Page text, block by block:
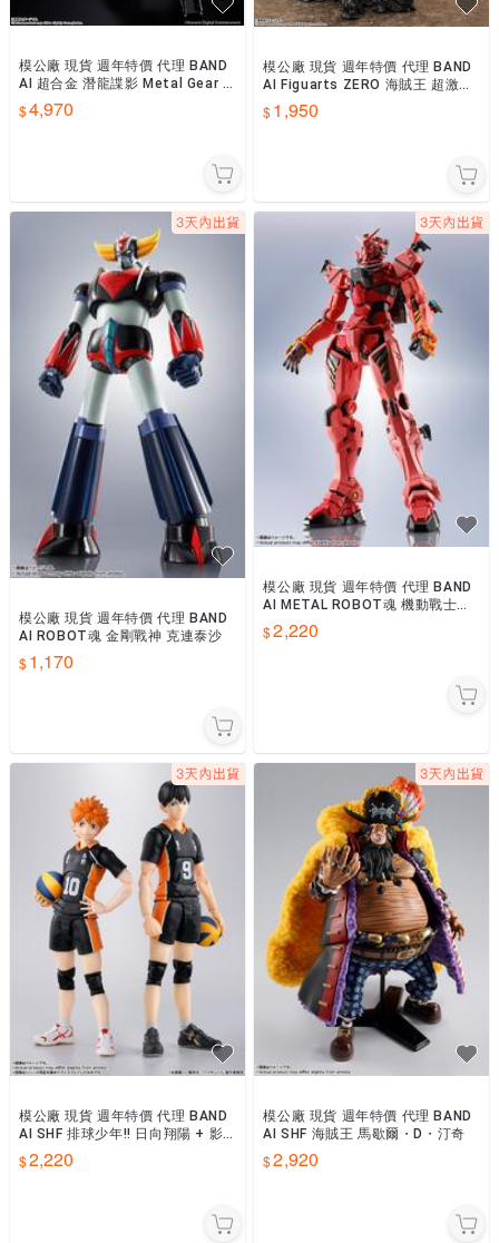
模公廠 現貨 週年特價 代理 BAND
AI 超合金 潛龍諜影 Metal Gear R
EX
4,970
模公廠 現貨 週年特價 代理 BAND
AI Figuarts ZERO 海賊王 超激戰
馬歇爾・D・汀奇
1,950
模公廠 現貨 週年特價 代理 BAND
AI ROBOT魂 金剛戰神 克連泰沙
1,170
模公廠 現貨 週年特價 代理 BAND
AI METAL ROBOT魂 機動戰士鋼
彈GQuuuuuuX 紅色鋼彈
2,220
模公廠 現貨 週年特價 代理 BAND
AI SHF 排球少年!! 日向翔陽 + 影
山飛雄 兩款合售
2,220
模公廠 現貨 週年特價 代理 BAND
AI SHF 海賊王 馬歇爾・D・汀奇
2,920